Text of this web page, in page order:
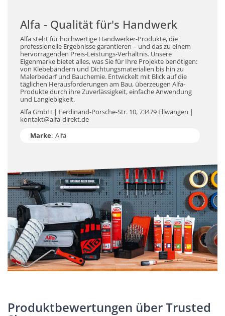
Alfa - Qualität für's Handwerk
Alfa steht für hochwertige Handwerker-Produkte, die
professionelle Ergebnisse garantieren – und das zu einem
hervorragenden Preis-Leistungs-Verhältnis. Unsere
Eigenmarke bietet alles, was Sie für Ihre Projekte benötigen:
von Klebebändern und Dichtungsmaterialien bis hin zu
Malerbedarf und Bauchemie. Entwickelt mit Blick auf die
täglichen Herausforderungen am Bau, überzeugen Alfa-
Produkte durch ihre Zuverlässigkeit, einfache Anwendung
und Langlebigkeit.
Alfa GmbH | Ferdinand-Porsche-Str. 10, 73479 Ellwangen |
kontakt@alfa-direkt.de
Marke: Alfa
Produktbewertungen über Trusted